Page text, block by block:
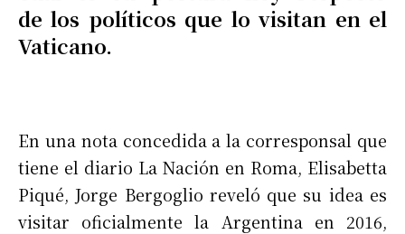
de los políticos que lo visitan en el
Vaticano.
En una nota concedida a la corresponsal que
tiene el diario La Nación en Roma, Elisabetta
Piqué, Jorge Bergoglio reveló que su idea es
visitar oficialmente la Argentina en 2016,